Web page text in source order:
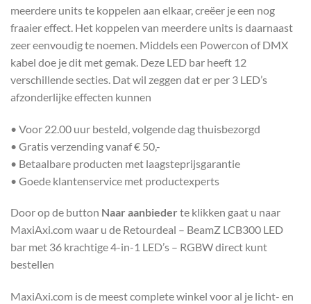
meerdere units te koppelen aan elkaar, creëer je een nog
fraaier effect. Het koppelen van meerdere units is daarnaast
zeer eenvoudig te noemen. Middels een Powercon of DMX
kabel doe je dit met gemak. Deze LED bar heeft 12
verschillende secties. Dat wil zeggen dat er per 3 LED’s
afzonderlijke effecten kunnen
• Voor 22.00 uur besteld, volgende dag thuisbezorgd
• Gratis verzending vanaf € 50,-
• Betaalbare producten met laagsteprijsgarantie
• Goede klantenservice met productexperts
Door op de button Naar aanbieder te klikken gaat u naar
MaxiAxi.com waar u de Retourdeal – BeamZ LCB300 LED
bar met 36 krachtige 4-in-1 LED’s – RGBW direct kunt
bestellen
MaxiAxi.com is de meest complete winkel voor al je licht- en